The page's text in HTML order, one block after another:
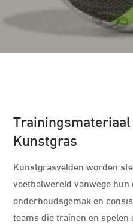
Kunstgras
Kunstgrasvelden worden
voetbalwereld vanwege
onderhoudsgemak en
teams die trainen en